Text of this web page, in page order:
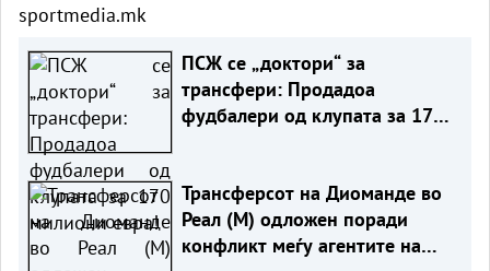
sportmedia.mk
ПСЖ се „доктори“ за
трансфери: Продадоа
фудбалери од клупата за 170
Трансферсот на Диоманде во
Реал (М) одложен поради
конфликт меѓу агентите на